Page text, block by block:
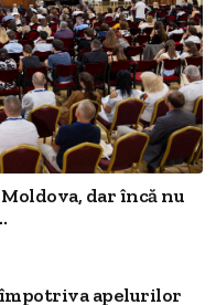
dar încă nu
apelurilor